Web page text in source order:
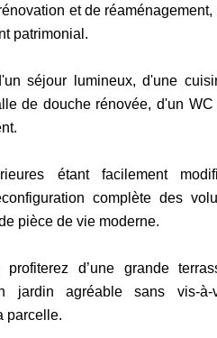
et de
patrimonial.
séjour lumineux, d'une
de douche rénovée, d'un
étant facilement
complète des
pièce de vie moderne.
profiterez d’une grande
jardin agréable sans vis-
parcelle.